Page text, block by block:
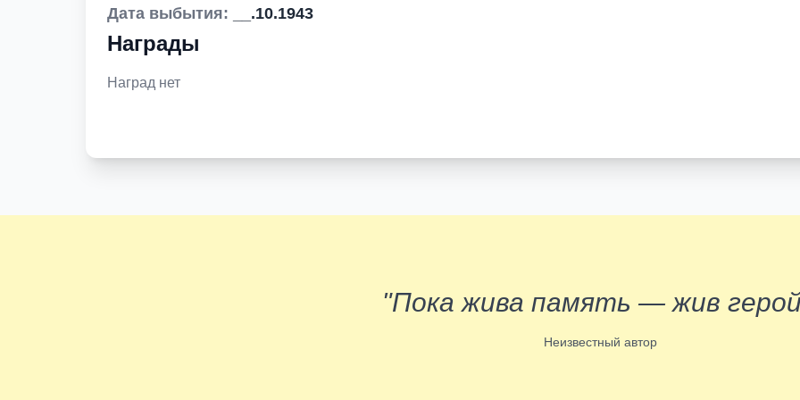
Дата выбытия: __.10.1943
Награды
Наград нет
"Пока жива память — жив
Неизвестный автор